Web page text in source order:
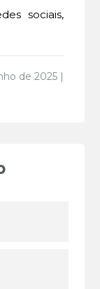
sociais,
de 2025 |